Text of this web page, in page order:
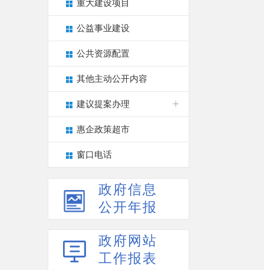
重大建设项目
公益事业建设
公共资源配置
其他主动公开内容
建议提案办理
惠企政策超市
窗口电话
政府信息
公开年报
政府网站
工作报表